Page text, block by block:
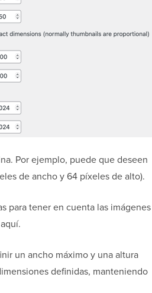
Por ejemplo, puede que deseen
de ancho y 64 píxeles de alto).
para tener en cuenta las imágenes
un ancho máximo y una altura
definidas, manteniendo